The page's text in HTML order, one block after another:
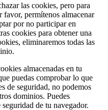
las cookies, pero para
permítenos almacenar
por no participar en
cookies para obtener una
eliminaremos todas las
almacenadas en tu
puedas comprobar lo que
de seguridad, no podemos
dominios. Puedes
de tu navegador.